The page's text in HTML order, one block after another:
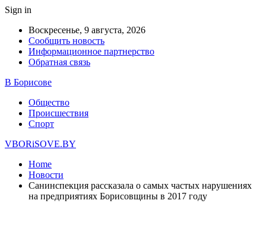
Sign in
Воскресенье, 9 августа, 2026
Сообщить новость
Информационное партнерство
Обратная связь
В Борисове
Общество
Происшествия
Спорт
VBORiSOVE.BY
Home
Новости
Санинспекция рассказала о самых частых нарушениях
на предприятиях Борисовщины в 2017 году